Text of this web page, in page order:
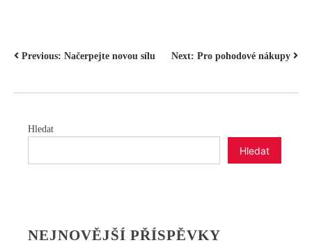
NAVIGACE
Previous: Načerpejte novou sílu Next: Pro pohodové nákupy
Hledat
Hledat
NEJNOVĚJŠÍ PŘÍSPĚVKY